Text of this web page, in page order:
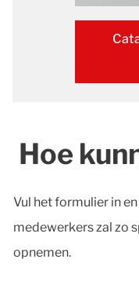
Hoe
Vul het formulier in
medewerkers zal zo
opnemen.